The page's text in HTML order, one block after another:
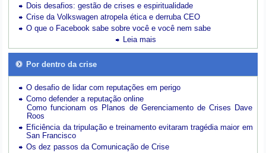
Dois desafios: gestão de crises e espiritualidade
Crise da Volkswagen atropela ética e derruba CEO
O que o Facebook sabe sobre você e você nem sabe
Leia mais
Por dentro da crise
O desafio de lidar com reputações em perigo
Como defender a reputação online
Como funcionam os Planos de Gerenciamento de Crises Dave
Roos
Eficiência da tripulação e treinamento evitaram tragédia maior em
San Francisco
Os dez passos da Comunicação de Crise